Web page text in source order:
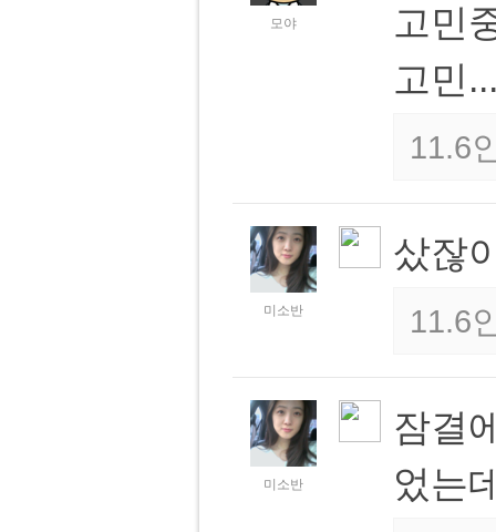
모야
고민
고민
11.6
미소반
샀잖
11.6
미소반
잠결
었는